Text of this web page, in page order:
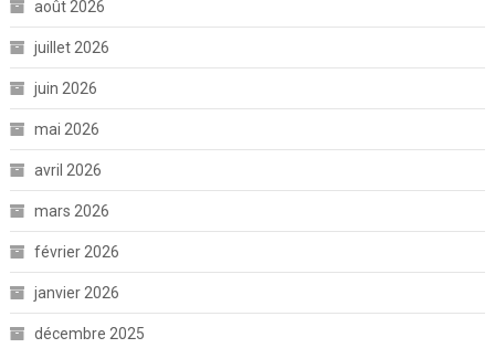
août 2026
juillet 2026
juin 2026
mai 2026
avril 2026
mars 2026
février 2026
janvier 2026
décembre 2025